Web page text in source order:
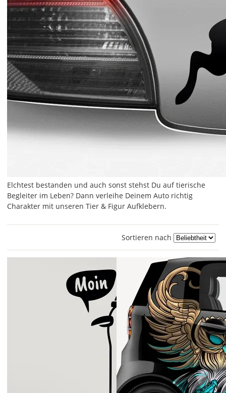
Elchtest bestanden und auch sonst stehst Du auf tierische
Begleiter im Leben? Dann verleihe Deinem Auto richtig
Charakter mit unseren Tier & Figur Aufklebern.
Sortieren nach